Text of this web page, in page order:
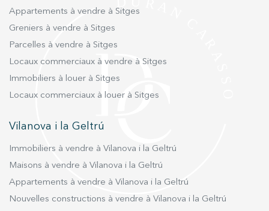
Appartements à vendre à Sitges
Greniers à vendre à Sitges
Parcelles à vendre à Sitges
Locaux commerciaux à vendre à Sitges
Immobiliers à louer à Sitges
Locaux commerciaux à louer à Sitges
Vilanova i la Geltrú
Immobiliers à vendre à Vilanova i la Geltrú
Maisons à vendre à Vilanova i la Geltrú
Appartements à vendre à Vilanova i la Geltrú
Nouvelles constructions à vendre à Vilanova i la Geltrú